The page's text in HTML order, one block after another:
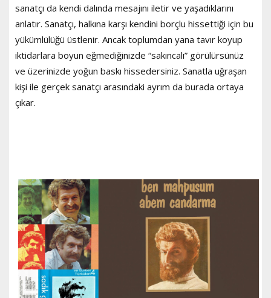
sanatçı da kendi dalında mesajını iletir ve yaşadıklarını
anlatır. Sanatçı, halkına karşı kendini borçlu hissettiği için bu
yükümlülüğü üstlenir. Ancak toplumdan yana tavır koyup
iktidarlara boyun eğmediğinizde “sakıncalı” görülürsünüz
ve üzerinizde yoğun baskı hissedersiniz. Sanatla uğraşan
kişi ile gerçek sanatçı arasındaki ayrım da burada ortaya
çıkar.